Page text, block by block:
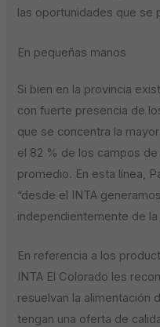
las oportunidades que se
En pequeñas manos
Si bien en la provincia
con fuerte presencia de
que se concentra la
el 82 % de los campos
promedio. En esta línea,
“desde el INTA
independientemente de
En referencia a los
INTA El Colorado les
resuelvan la alimentación
tengan una oferta de